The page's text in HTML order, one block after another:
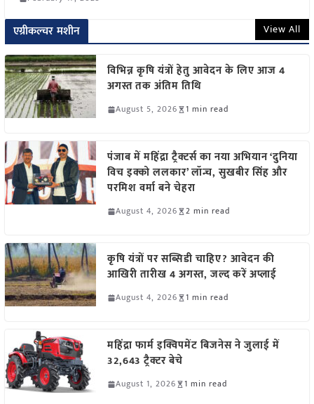
एग्रीकल्चर मशीन View All
विभिन्न कृषि यंत्रों हेतु आवेदन के लिए आज 4
अगस्त तक अंतिम तिथि
August 5, 2026 1 min read
पंजाब में महिंद्रा ट्रैक्टर्स का नया अभियान ‘दुनिया
विच इक्को ललकार’ लॉन्च, सुखबीर सिंह और
परमिश वर्मा बने चेहरा
August 4, 2026 2 min read
कृषि यंत्रों पर सब्सिडी चाहिए? आवेदन की
आखिरी तारीख 4 अगस्त, जल्द करें अप्लाई
August 4, 2026 1 min read
महिंद्रा फार्म इक्विपमेंट बिजनेस ने जुलाई में
32,643 ट्रैक्टर बेचे
August 1, 2026 1 min read